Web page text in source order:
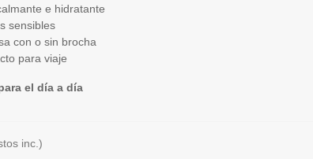
e hidratante
sensibles
con o sin brocha
para viaje
el día a día
inc.)